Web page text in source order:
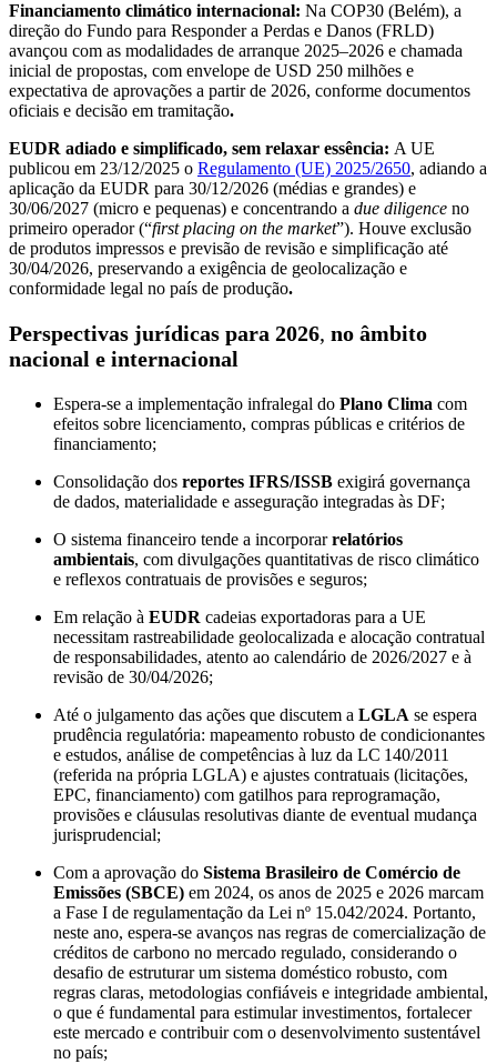
Financiamento climático internacional: Na COP30 (Belém), a
direção do Fundo para Responder a Perdas e Danos (FRLD)
avançou com as modalidades de arranque 2025–2026 e chamada
inicial de propostas, com envelope de USD 250 milhões e
expectativa de aprovações a partir de 2026, conforme documentos
oficiais e decisão em tramitação.
EUDR adiado e simplificado, sem relaxar essência: A UE
publicou em 23/12/2025 o Regulamento (UE) 2025/2650, adiando a
aplicação da EUDR para 30/12/2026 (médias e grandes) e
30/06/2027 (micro e pequenas) e concentrando a due diligence no
primeiro operador (“first placing on the market”). Houve exclusão
de produtos impressos e previsão de revisão e simplificação até
30/04/2026, preservando a exigência de geolocalização e
conformidade legal no país de produção.
Perspectivas jurídicas para 2026, no âmbito
nacional e internacional
Espera-se a implementação infralegal do Plano Clima com
efeitos sobre licenciamento, compras públicas e critérios de
financiamento;
Consolidação dos reportes IFRS/ISSB exigirá governança
de dados, materialidade e asseguração integradas às DF;
O sistema financeiro tende a incorporarrelatórios
ambientais, com divulgações quantitativas de risco climático
e reflexos contratuais de provisões e seguros;
Em relação à EUDR cadeias exportadoras para a UE
necessitam rastreabilidade geolocalizada e alocação contratual
de responsabilidades, atento ao calendário de 2026/2027 e à
revisão de 30/04/2026;
Até o julgamento das ações que discutem a LGLA se espera
prudência regulatória: mapeamento robusto de condicionantes
e estudos, análise de competências à luz da LC 140/2011
(referida na própria LGLA) e ajustes contratuais (licitações,
EPC, financiamento) com gatilhos para reprogramação,
provisões e cláusulas resolutivas diante de eventual mudança
jurisprudencial;
Com a aprovação do Sistema Brasileiro de Comércio de
Emissões (SBCE) em 2024, os anos de 2025 e 2026 marcam
a Fase I de regulamentação da Lei nº 15.042/2024. Portanto,
neste ano, espera-se avanços nas regras de comercialização de
créditos de carbono no mercado regulado, considerando o
desafio de estruturar um sistema doméstico robusto, com
regras claras, metodologias confiáveis e integridade ambiental,
o que é fundamental para estimular investimentos, fortalecer
este mercado e contribuir com o desenvolvimento sustentável
no país;